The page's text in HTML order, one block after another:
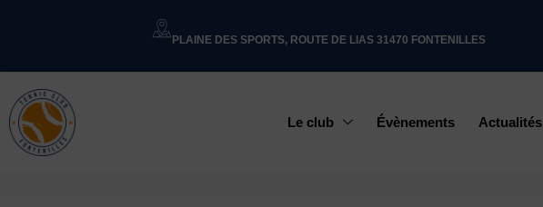
PLAINE DES SPORTS, ROUTE DE LIAS 31470 FONTENILLES
Le club Évènements Actualités